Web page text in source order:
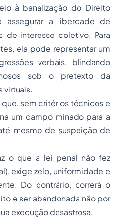
à banalização do Direito
assegurar a liberdade de
de interesse coletivo. Para
ela pode representar um
verbais, blindando
sob o pretexto da
virtuais.
sem critérios técnicos e
um campo minado para a
mesmo de suspeição de
o que a lei penal não fez
exige zelo, uniformidade e
Do contrário, correrá o
e ser abandonada não por
execução desastrosa.